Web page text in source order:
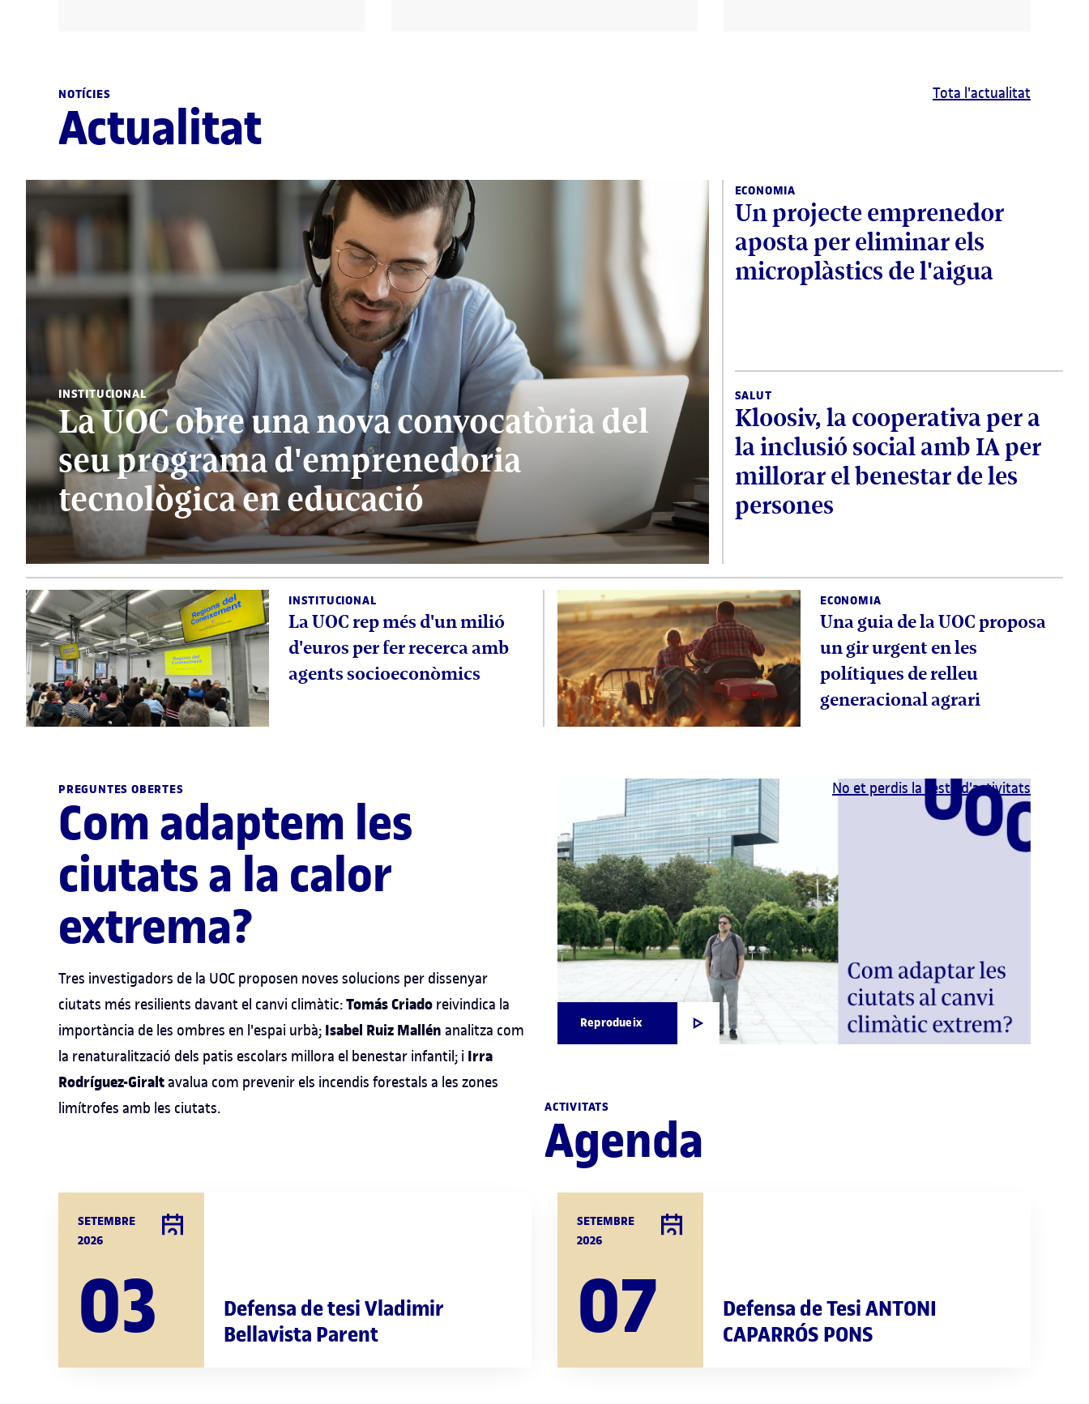
NOTÍCIES
Actualitat
Tota l'actualitat
INSTITUCIONAL
La UOC obre una nova convocatòria del
seu programa d'emprenedoria
tecnològica en educació
INSTITUCIONAL
La UOC rep més d'un milió
d'euros per fer recerca amb
agents socioeconòmics
ECONOMIA
Una guia de la UOC proposa
un gir urgent en les
polítiques de relleu
generacional agrari
ECONOMIA
Un projecte emprenedor
aposta per eliminar els
microplàstics de l'aigua
SALUT
Kloosiv, la cooperativa per a
la inclusió social amb IA per
millorar el benestar de les
persones
PREGUNTES OBERTES
Com adaptem les
ciutats a la calor
extrema?
Tres investigadors de la UOC proposen noves solucions per dissenyar
ciutats més resilients davant el canvi climàtic:Tomás Criado reivindica la
importància de les ombres en l'espai urbà; Isabel Ruiz Mallén analitza com
la renaturalització dels patis escolars millora el benestar infantil; i Irra
Rodríguez-Giraltavalua com prevenir els incendis forestals a les zones
limítrofes amb les ciutats.
Reprodueix
ACTIVITATS
Agenda
No et perdis la resta d'activitats
SETEMBRE
2026
03
Defensa de tesi Vladimir
Bellavista Parent
SETEMBRE
2026
07
Defensa de Tesi ANTONI
CAPARRÓS PONS